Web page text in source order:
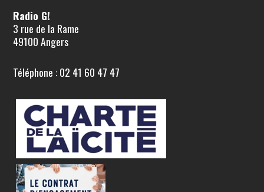
Radio G!
3 rue de la Rame
49100 Angers
Téléphone : 02 41 60 47 47